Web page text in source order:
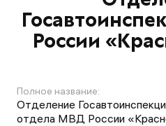
России
Полное название:
Отделение
отдела МВД России